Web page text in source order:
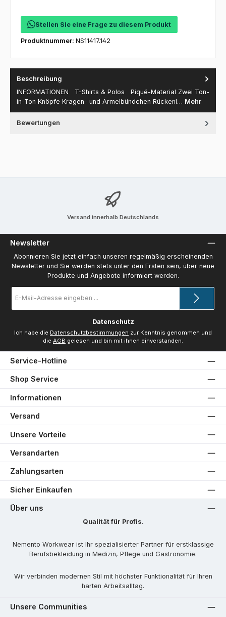
Stellen Sie eine Frage zu diesem Produkt
Produktnummer: NS11417.142
Beschreibung
INFORMATIONEN T-Shirts & Polos Piqué-Material Zwei Ton-
in-Ton Knöpfe Kragen- und Ärmelbündchen Rückenl… Mehr
Bewertungen
Versand innerhalb Deutschlands
Newsletter
Abonnieren Sie jetzt einfach unseren regelmäßig erscheinenden
Newsletter und Sie werden stets unter den Ersten sein, über neue
Produkte und Angebote informiert werden.
Mail-
Datenschutz
Ich habe die Datenschutzbestimmungen zur Kenntnis genommen und
die AGB gelesen und bin mit ihnen einverstanden.
Service-Hotline
Shop Service
Informationen
Versand
Unsere Vorteile
Versandarten
Zahlungsarten
Sicher Einkaufen
Über uns
Qualität für Profis.
Nemento Workwear ist Ihr spezialisierter Partner für erstklassige
Berufsbekleidung in Medizin, Pflege und Gastronomie.
Wir verbinden modernen Stil mit höchster Funktionalität für Ihren
harten Arbeitsalltag.
Unsere Communities